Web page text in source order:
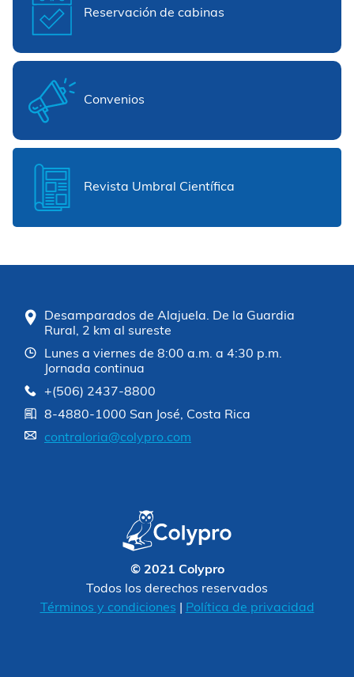
Reservación de cabinas
Convenios
Revista Umbral Científica
Desamparados de Alajuela. De la Guardia
Rural, 2 km al sureste
Lunes a viernes de 8:00 a.m. a 4:30 p.m.
Jornada continua
+(506) 2437-8800
8-4880-1000 San José, Costa Rica
contraloria@colypro.com
© 2021 Colypro
Todos los derechos reservados
Términos y condiciones
Política de privacidad